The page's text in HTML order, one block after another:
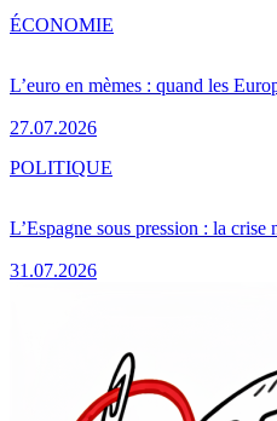
L’euro en mèmes : quand les
27.07.2026
ÉCONOMIE
L’Espagne sous pression : la
31.07.2026
POLITIQUE